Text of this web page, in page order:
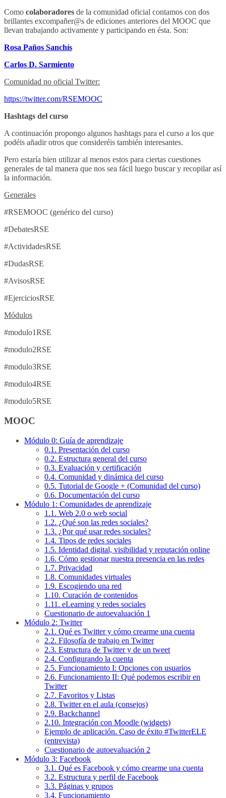
Como colaboradores de la comunidad oficial contamos con dos
brillantes excompañer@s de ediciones anteriores del MOOC que
llevan trabajando activamente y participando en ésta. Son:
Rosa Paños Sanchís
Carlos D. Sarmiento
Comunidad no oficial Twitter:
https://twitter.com/RSEMOOC
Hashtags del curso
A continuación propongo algunos hashtags para el curso a los que
podéis añadir otros que consideréis también interesantes.
Pero estaría bien utilizar al menos estos para ciertas cuestiones
generales de tal manera que nos sea fácil luego buscar y recopilar así
la información.
Generales
#RSEMOOC (genérico del curso)
#DebatesRSE
#ActividadesRSE
#DudasRSE
#AvisosRSE
#EjerciciosRSE
Módulos
#modulo1RSE
#modulo2RSE
#modulo3RSE
#modulo4RSE
#modulo5RSE
MOOC
Módulo 0: Guía de aprendizaje
0.1. Presentación del curso
0.2. Estructura general del curso
0.3. Evaluación y certificación
0.4. Comunidad y dinámica del curso
0.5. Tutorial de Google + (Comunidad del curso)
0.6. Documentación del curso
Módulo 1: Comunidades de aprendizaje
1.1. Web 2.0 o web social
1.2. ¿Qué son las redes sociales?
1.3. ¿Por qué usar redes sociales?
1.4. Tipos de redes sociales
1.5. Identidad digital, visibilidad y reputación online
1.6. Cómo gestionar nuestra presencia en las redes
1.7. Privacidad
1.8. Comunidades virtuales
1.9. Escogiendo una red
1.10. Curación de contenidos
1.11. eLearning y redes sociales
Cuestionario de autoevaluación 1
Módulo 2: Twitter
2.1. Qué es Twitter y cómo crearme una cuenta
2.2. Filosofía de trabajo en Twitter
2.3. Estructura de Twitter y de un tweet
2.4. Configurando la cuenta
2.5. Funcionamiento I: Opciones con usuarios
2.6. Funcionamiento II: Qué podemos escribir en
Twitter
2.7. Favoritos y Listas
2.8. Twitter en el aula (consejos)
2.9. Backchannel
2.10. Integración con Moodle (widgets)
Ejemplo de aplicación. Caso de éxito #TwitterELE
(entrevista)
Cuestionario de autoevaluación 2
Módulo 3: Facebook
3.1. Qué es Facebook y cómo crearme una cuenta
3.2. Estructura y perfil de Facebook
3.3. Páginas y grupos
3.4. Funcionamiento